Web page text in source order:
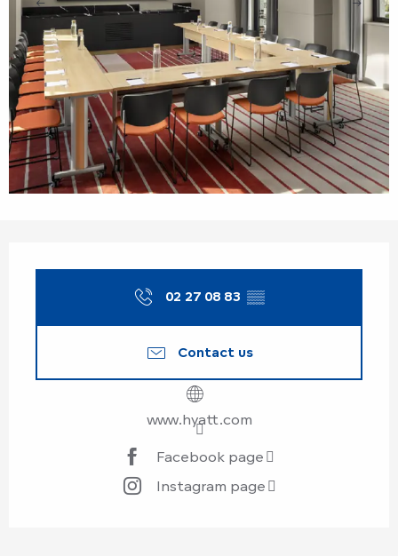
02 27 08 83 ▒▒
Contact us
www.hyatt.com
Facebook page
Instagram page